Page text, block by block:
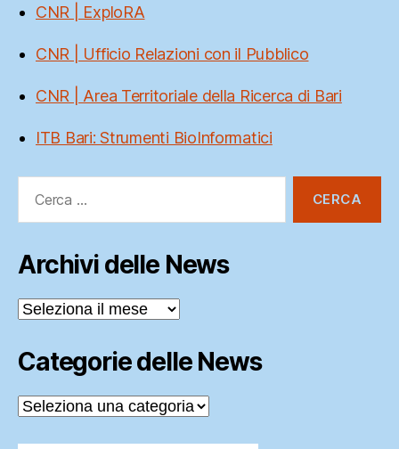
CNR | ExploRA
CNR | Ufficio Relazioni con il Pubblico
CNR | Area Territoriale della Ricerca di Bari
ITB Bari: Strumenti BioInformatici
Archivi delle News
Archivi
delle
Categorie delle News
Categorie
delle
News